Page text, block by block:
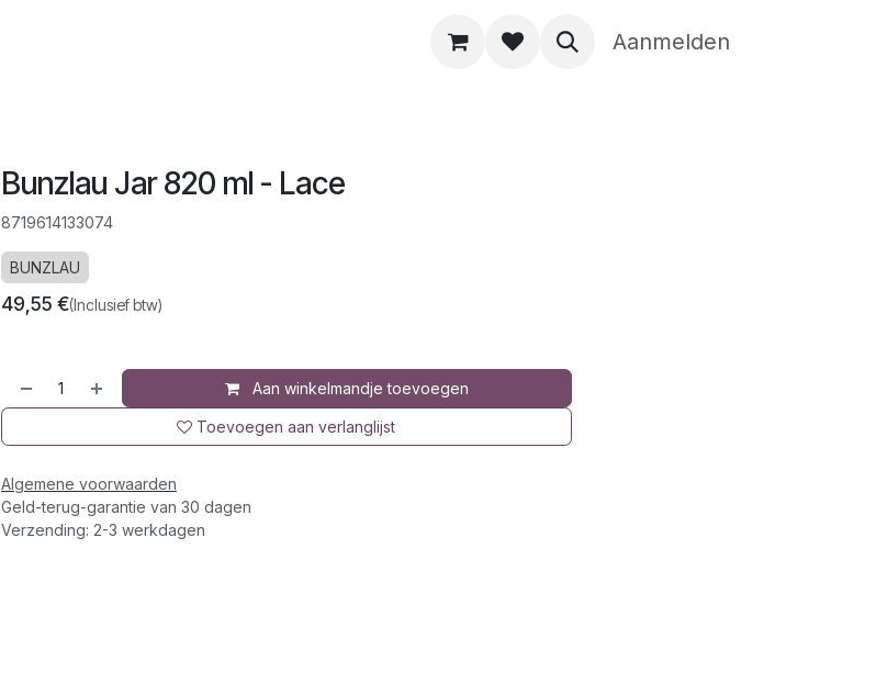
Aanmelden
Bunzlau Jar 820 ml - Lace
8719614133074
BUNZLAU
49,55 €(Inclusief btw)
Aan winkelmandje toevoegen
Toevoegen aan verlanglijst
Algemene voorwaarden
Geld-terug-garantie van 30 dagen
Verzending: 2-3 werkdagen